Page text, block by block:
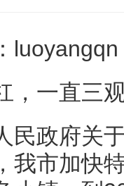
luoyangqn
，一直三
民政府关
我市加快